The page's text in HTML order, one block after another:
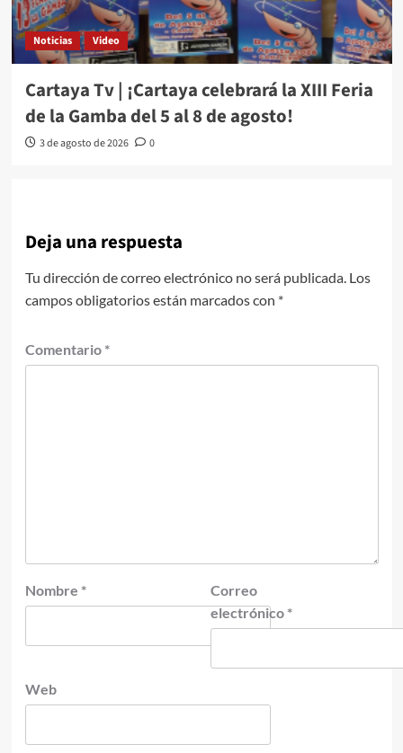
Noticias Video
Cartaya Tv | ¡Cartaya celebrará la XIII Feria
de la Gamba del 5 al 8 de agosto!
3 de agosto de 2026 0
Deja una respuesta
Tu dirección de correo electrónico no será publicada. Los
campos obligatorios están marcados con *
Comentario *
Nombre *
Correo
electrónico *
Web